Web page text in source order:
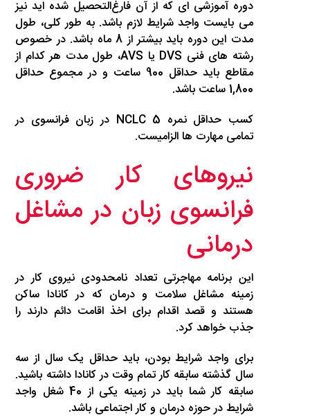
دوره آموزشی ای که از آن فارغ‌التحصیل شده اید نیز
می بایست واجد شرایط لازم باشد. به طور کلی، طول
مدت این دوره باید بیشتر از 8 ماه باشد. در خصوص
رشته های فنی DVS یا AVS، طول مدت هر کدام از
مقاطع باید حداقل 900 ساعت و در مجموع حداقل
1,800 ساعت باشد.
کسب حداقل نمره NCLC 5 در زبان فرانسوی در
تمامی مهارت ها الزامیست.
نیروهای کار ضروری
فرانسوی زبان در مشاغل
درمانی
این برنامه مهاجرتی تعداد نامحدودی نیروی کار در
زمینه مشاغل سلامت و درمان که در کانادا ساکن
هستند و قصد اقدام برای اخذ اقامت دائم دارند را
جذب خواهد کرد.
برای واجد شرایط بودن، باید حداقل یک سال از سه
سال گذشته سابقه کار تمام وقت در کانادا داشته باشید.
سابقه کار شما باید در زمینه یکی از 40 شغل واجد
شرایط در حوزه درمان و کار اجتماعی باشد.